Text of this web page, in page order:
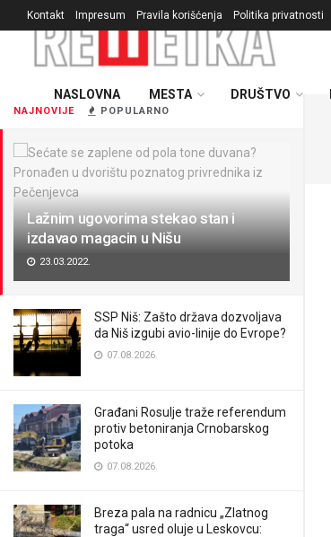
NAJNOVIJE POPULARNO
Lažnim ugovorima stekao stan i
izdavao magacin u Nišu
23.03.2022.
SSP Niš: Zašto država dozvoljava
da Niš izgubi avio-linije do Evrope?
07.08.2026.
Građani Rosulje traže referendum
protiv betoniranja Crnobarskog
potoka
07.08.2026.
Breza pala na radnicu „Zlatnog
traga“ usred oluje u Leskovcu:
Kontakt Impresum Pravila korišćenja Politika privatnosti
NASLOVNA MESTA DRUŠTVO